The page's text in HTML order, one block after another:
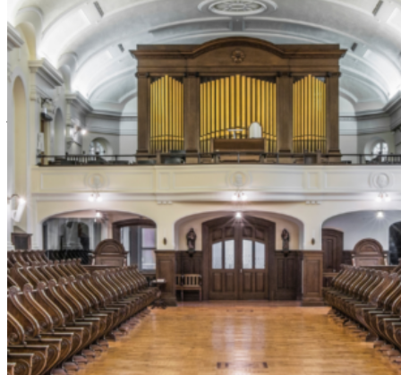
Description
À l’occasion de l’anniversaire de l’arrivée des Augustines et des
Ursulines à Québec en 1639, Le Monastère des Augustines et le
Pôle culturel du Monastère des Ursulines s’unissent pour offrir une
journée d’activités culturelles gratuites. Le 1er août 2026, découvrez
deux lieux historiques du Vieux-Québec et apprenez-en plus sur le
lien qui unit ces deux communautés fondatrices de la ville de
Québec.
Cet événement souligne aujourd’hui l’héritage commun de ces deux
communautés, l’amitié développée au fil du temps, ainsi que leur
contribution essentielle au développement de la société québécoise.
Au programme:
10h:Prestation musicale dans le chœur du Pôle culturel du
Monastère des Ursulines, offerte par l’Ensemble Vents et Marées
avec Rosalie Brulotte, soprano, Hélène Meunier à la clarinette et
Simon Boily-Proulx au piano.
10h30:Marche vers Le Monastère des Augustines